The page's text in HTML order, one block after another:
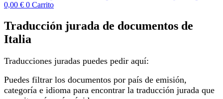
0,00 € 0 Carrito
Traducción jurada de documentos de
Italia
Traducciones juradas puedes pedir aquí:
Puedes filtrar los documentos por país de emisión,
categoría e idioma para encontrar la traducción jurada que